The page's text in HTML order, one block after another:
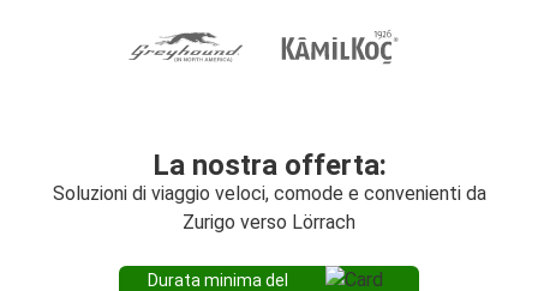
La nostra offerta:
Soluzioni di viaggio veloci, comode e convenienti da
Zurigo verso Lörrach
Durata minima del